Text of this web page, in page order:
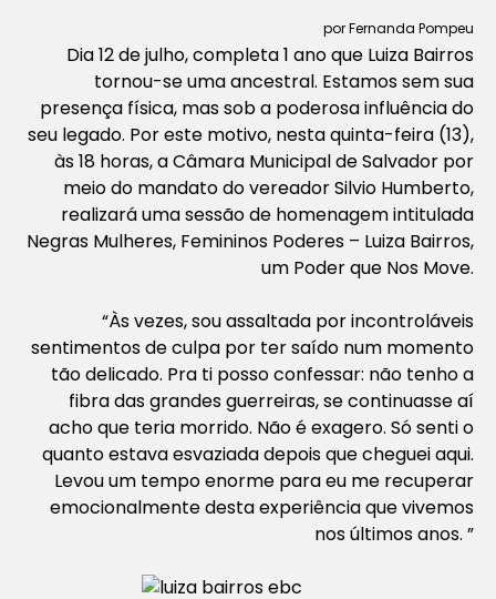
por Fernanda Pompeu
Dia 12 de julho, completa 1 ano que Luiza Bairros
tornou-se uma ancestral. Estamos sem sua
presença física, mas sob a poderosa influência do
seu legado. Por este motivo, nesta quinta-feira (13),
às 18 horas, a Câmara Municipal de Salvador por
meio do mandato do vereador Silvio Humberto,
realizará uma sessão de homenagem intitulada
Negras Mulheres, Femininos Poderes – Luiza Bairros,
um Poder que Nos Move.
“Às vezes, sou assaltada por incontroláveis
sentimentos de culpa por ter saído num momento
tão delicado. Pra ti posso confessar: não tenho a
fibra das grandes guerreiras, se continuasse aí
acho que teria morrido. Não é exagero. Só senti o
quanto estava esvaziada depois que cheguei aqui.
Levou um tempo enorme para eu me recuperar
emocionalmente desta experiência que vivemos
nos últimos anos. ”